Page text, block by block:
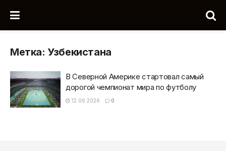
Метка: Узбекистана
В Северной Америке стартовал самый
дорогой чемпионат мира по футболу
12.06.2026 0